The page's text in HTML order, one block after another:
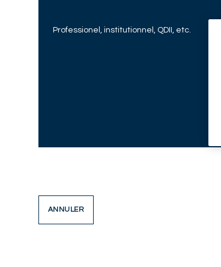
Professionel, institutionnel, QDII, etc.
ANNULER